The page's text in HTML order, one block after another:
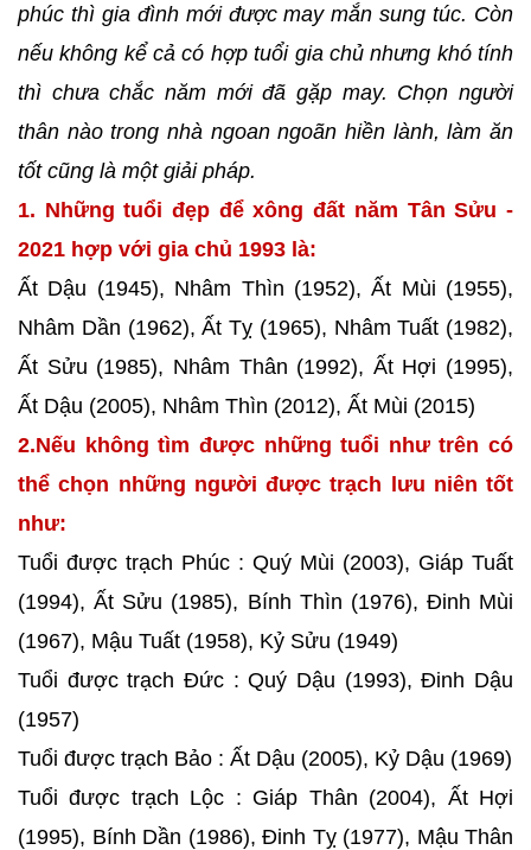
phúc thì gia đình mới được may mắn sung túc. Còn
nếu không kể cả có hợp tuổi gia chủ nhưng khó tính
thì chưa chắc năm mới đã gặp may. Chọn người
thân nào trong nhà ngoan ngoãn hiền lành, làm ăn
tốt cũng là một giải pháp.
1. Những tuổi đẹp để xông đất năm Tân Sửu -
2021 hợp với gia chủ 1993 là:
Ất Dậu (1945), Nhâm Thìn (1952), Ất Mùi (1955),
Nhâm Dần (1962), Ất Tỵ (1965), Nhâm Tuất (1982),
Ất Sửu (1985), Nhâm Thân (1992), Ất Hợi (1995),
Ất Dậu (2005), Nhâm Thìn (2012), Ất Mùi (2015)
2.Nếu không tìm được những tuổi như trên có
thể chọn những người được trạch lưu niên tốt
như:
Tuổi được trạch Phúc : Quý Mùi (2003), Giáp Tuất
(1994), Ất Sửu (1985), Bính Thìn (1976), Đinh Mùi
(1967), Mậu Tuất (1958), Kỷ Sửu (1949)
Tuổi được trạch Đức : Quý Dậu (1993), Đinh Dậu
(1957)
Tuổi được trạch Bảo : Ất Dậu (2005), Kỷ Dậu (1969)
Tuổi được trạch Lộc : Giáp Thân (2004), Ất Hợi
(1995), Bính Dần (1986), Đinh Tỵ (1977), Mậu Thân